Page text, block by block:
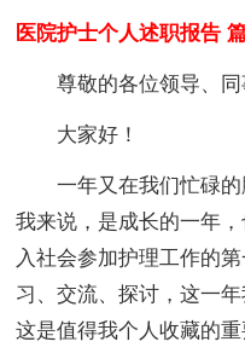
医院护士个人述职报告
尊敬的各位领导、同
大家好！
一年又在我们忙碌
我来说，是成长的一年
入社会参加护理工作的
习、交流、探讨，这一
这是值得我个人收藏的